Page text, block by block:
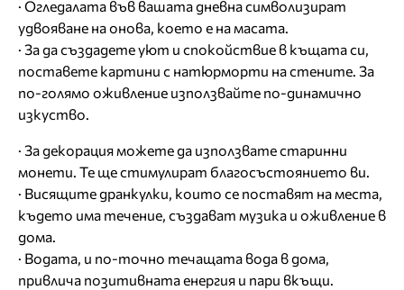
· Огледалата във вашата дневна символизират
удвояване на онова, което е на масата.
· За да създадете уют и спокойствие в къщата си,
поставете картини с натюрморти на стените. За
по-голямо оживление използвайте по-динамично
изкуство.
· За декорация можете да използвате старинни
монети. Те ще стимулират благосъстоянието ви.
· Висящите дранкулки, които се поставят на места,
където има течение, създават музика и оживление в
дома.
· Водата, и по-точно течащата вода в дома,
привлича позитивната енергия и пари вкъщи.